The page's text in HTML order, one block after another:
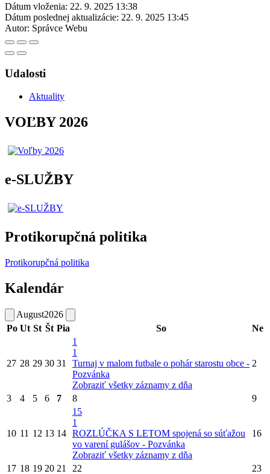
Dátum vloženia: 22. 9. 2025 13:38
Dátum poslednej aktualizácie: 22. 9. 2025 13:45
Autor: Správce Webu
Udalosti
Aktuality
VOĽBY 2026
e-SLUŽBY
Protikorupčná politika
Protikorupčná politika
Kalendár
August2026
Po Ut St Št Pia So Ne
27 28 29 30 31
1
1
Turnaj v malom futbale o pohár starostu obce -
Pozvánka
Zobraziť všetky záznamy z dňa
2
3 4 5 6 7 8 9
10 11 12 13 14
15
1
ROZLÚČKA S LETOM spojená so súťažou
vo varení gulášov - Pozvánka
Zobraziť všetky záznamy z dňa
16
17 18 19 20 21 22
23